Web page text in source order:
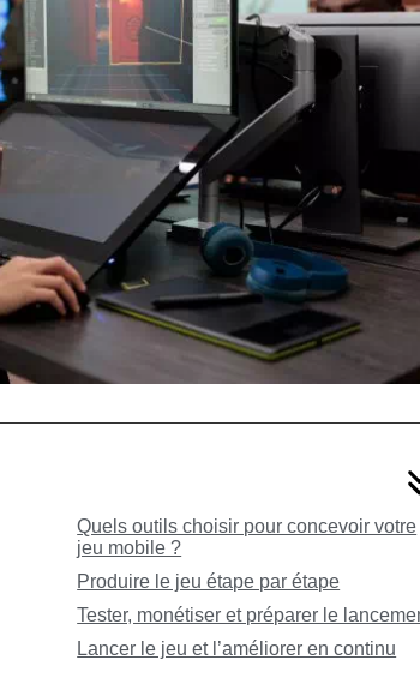
Quels outils choisir pour concevoir votre
jeu mobile ?
Produire le jeu étape par étape
Tester, monétiser et préparer le
Lancer le jeu et l’améliorer en continu